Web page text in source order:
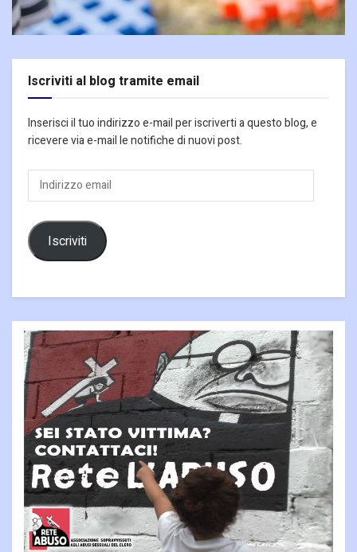
Iscriviti al blog tramite email
Inserisci il tuo indirizzo e-mail per iscriverti a questo blog, e
ricevere via e-mail le notifiche di nuovi post.
Indirizzo
email
Iscriviti